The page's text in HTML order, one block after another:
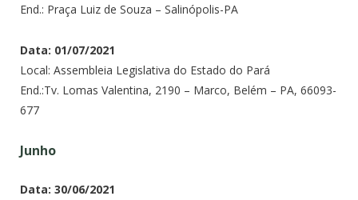
End.: Praça Luiz de Souza – Salinópolis-PA
Data: 01/07/2021
Local: Assembleia Legislativa do Estado do Pará
End.:Tv. Lomas Valentina, 2190 – Marco, Belém – PA, 66093-
677
Junho
Data: 30/06/2021